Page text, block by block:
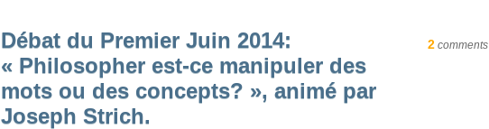
Débat du Premier Juin 2014:
« Philosopher est-ce manipuler des
mots ou des concepts? », animé par
Joseph Strich.
2 comments